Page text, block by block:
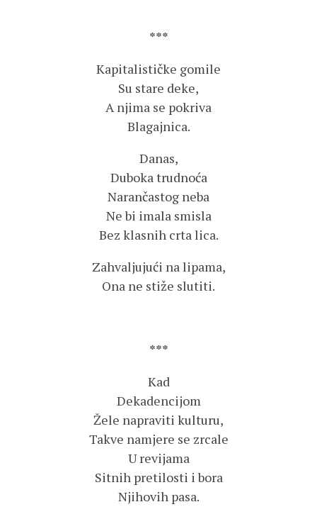
***
Kapitalističke gomile
Su stare deke,
A njima se pokriva
Blagajnica.
Danas,
Duboka trudnoća
Narančastog neba
Ne bi imala smisla
Bez klasnih crta lica.
Zahvaljujući na lipama,
Ona ne stiže slutiti.
***
Kad
Dekadencijom
Žele napraviti kulturu,
Takve namjere se zrcale
U revijama
Sitnih pretilosti i bora
Njihovih pasa.